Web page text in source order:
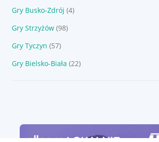
Gry Busko-Zdrój (4)
Gry Strzyżów (98)
Gry Tyczyn (57)
Gry Bielsko-Biała (22)